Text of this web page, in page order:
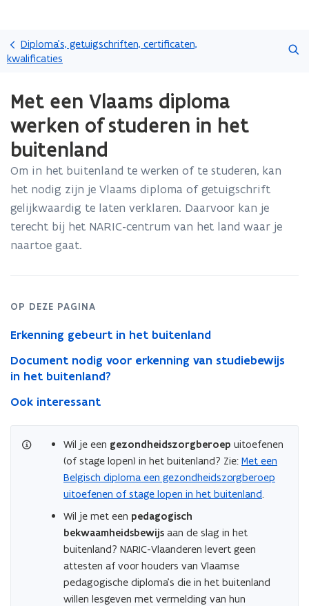
en
gaan
Diploma's, getuigschriften, certificaten,
kwalificaties
Zoeken
met
laden.
bevindt
zich
op:
Met
een
Vlaams
diploma
werken
buitenland
Met een Vlaams diploma
werken of studeren in het
buitenland
Om in het buitenland te werken of te studeren, kan
het nodig zijn je Vlaams diploma of getuigschrift
gelijkwaardig te laten verklaren. Daarvoor kan je
terecht bij het NARIC-centrum van het land waar je
naartoe gaat.
OP DEZE PAGINA
Erkenning gebeurt in het buitenland
Document nodig voor erkenning van studiebewijs
in het buitenland?
Ook interessant
Wil je een gezondheidszorgberoep uitoefenen
(of stage lopen) in het buitenland? Zie: Met een
Belgisch diploma een gezondheidszorgberoep
uitoefenen of stage lopen in het buitenland.
Wil je met een pedagogisch
bekwaamheidsbewijs aan de slag in het
buitenland? NARIC-Vlaanderen levert geen
attesten af voor houders van Vlaamse
pedagogische diploma’s die in het buitenland
willen lesgeven met vermelding van hun